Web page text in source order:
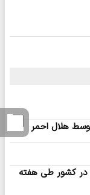
احمر به بیش از ۶۴۰ حادثه در کشور طی هفته